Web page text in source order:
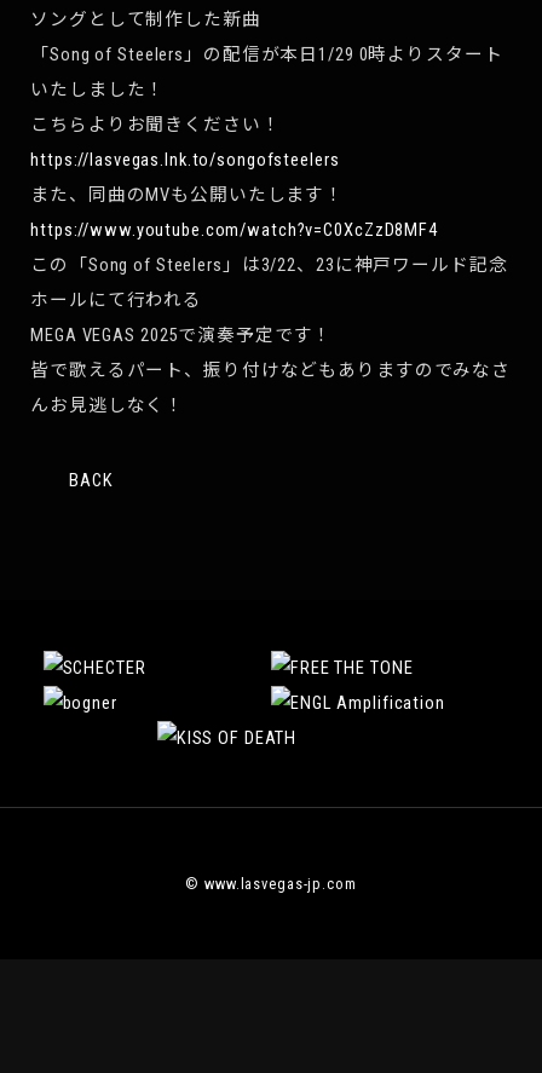
ソングとして制作した新曲
「Song of Steelers」の配信が本日1/29 0時よりスタート
いたしました！
こちらよりお聞きください！
https://lasvegas.lnk.to/songofsteelers
また、同曲のMVも公開いたします！
https://www.youtube.com/watch?v=C0XcZzD8MF4
この「Song of Steelers」は3/22、23に神戸ワールド記念
ホールにて行われる
MEGA VEGAS 2025で演奏予定です！
皆で歌えるパート、振り付けなどもありますのでみなさ
んお見逃しなく！
BACK
© www.lasvegas-jp.com